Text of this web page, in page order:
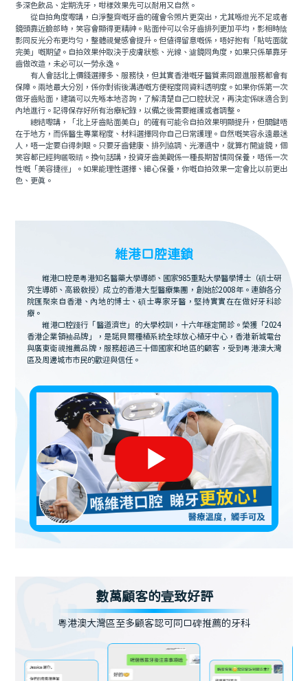
多深色飲品、定期洗牙，咁樣效果先可以耐用又自然。
從自拍角度嚟講，白淨整齊嘅牙齒的確會令照片更突出，尤其喺燈光不足或者
鏡頭靠近臉部時，笑容會顯得更精神。貼面仲可以令牙齒排列更加平均，影相時陰
影同反光分布更均勻，整體視覺感會提升。但值得留意嘅係，唔好抱有「貼咗面就
完美」嘅期望。自拍效果仲取決于皮膚狀態、光線、濾鏡同角度，如果只係單靠牙
齒做改造，未必可以一勞永逸。
有人會話北上價錢選擇多、服務快，但其實香港嘅牙醫質素同跟進服務都會有
保障。兩地最大分別，係你對術後溝通嘅方便程度同資料透明度。如果你係第一次
做牙齒貼面，建議可以先喺本地咨詢，了解清楚自己口腔狀況，再決定係咪適合到
內地進行。記得保存好所有治療紀錄，以備之後需要維護或者調整。
總結嚟講，「北上牙齒貼面美白」的確有可能令自拍效果明顯提升，但關鍵唔
在于地方，而係醫生專業程度、材料選擇同你自己日常護理。自然嘅笑容永遠最迷
人，唔一定要白得刺眼。只要牙齒健康、排列協調、光澤適中，就算冇開濾鏡，個
笑容都已經夠曬吸睛。換句話講，投資牙齒美觀係一種長期習慣同保養，唔係一次
性嘅「美容捷徑」。如果能理性選擇、細心保養，你嘅自拍效果一定會比以前更出
色、更真。
維港口腔連鎖
維港口腔是粵港知名醫藥大學導師、國家985重點大學醫學博士（碩士研
究生導師、高級教授）成立的香港大型醫療集團，創始於2008年。連鎖各分
院匯聚來自香港、內地的博士、碩士專家牙醫，堅持實實在在做好牙科診
療。
維港口腔踐行「醫道濟世」的大學校訓，十六年穩定開診。榮獲「2024
香港企業領袖品牌」，是諾貝爾種植系統全球放心植牙中心，香港新城電台
與廣東衛視推薦品牌，服務超過三十個國家和地區的顧客，受到粵港澳大灣
區及周邊城市市民的歡迎與信任。
數萬顧客的壹致好評
粵港澳大灣區至多顧客認可同口碑推薦的牙科